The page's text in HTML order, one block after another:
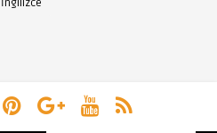
İngilizce